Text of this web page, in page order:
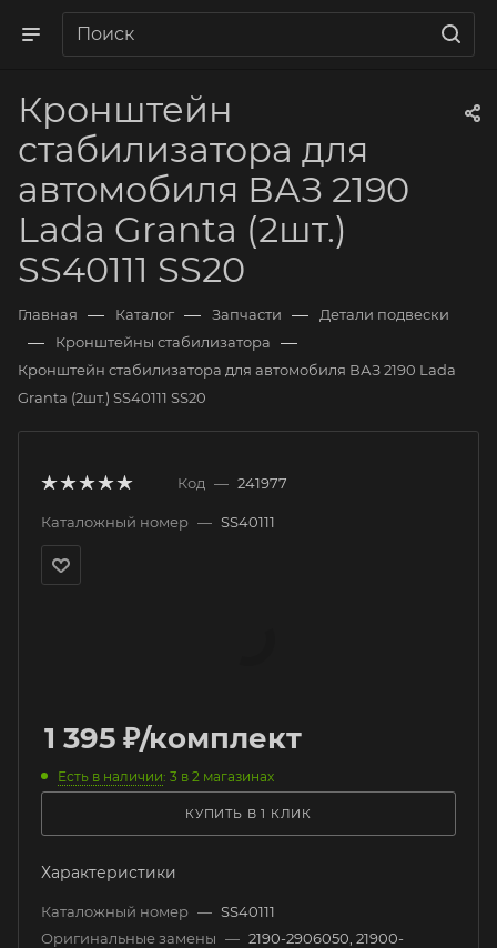
Кронштейн
стабилизатора для
автомобиля ВАЗ 2190
Lada Granta (2шт.)
SS40111 SS20
Главная — Каталог — Запчасти — Детали подвески
— Кронштейны стабилизатора —
Кронштейн стабилизатора для автомобиля ВАЗ 2190 Lada
Granta (2шт.) SS40111 SS20
Код — 241977
Каталожный номер — SS40111
1 395 ₽/комплект
Есть в наличии: 3 в 2 магазинах
КУПИТЬ В 1 КЛИК
Характеристики
Каталожный номер — SS40111
Оригинальные замены — 2190-2906050, 21900-